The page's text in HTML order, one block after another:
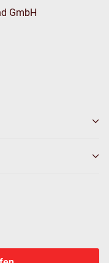
GmbH